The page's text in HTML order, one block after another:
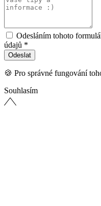
Odesláním tohoto
údajů *
🍪 Pro správné fungování
Souhlasím